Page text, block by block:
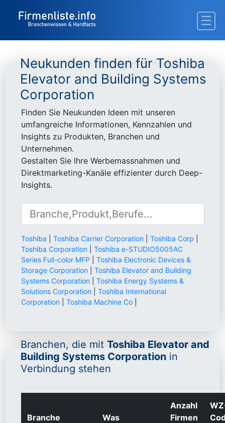
Neukunden finden für Toshiba
Elevator and Building Systems
Corporation
Finden Sie Neukunden Ideen mit unseren
umfangreiche Informationen, Kennzahlen und
Insights zu Produkten, Branchen und
Unternehmen.
Gestalten Sie Ihre Werbemassnahmen und
Direktmarketing-Kanäle effizienter durch Deep-
Insights.
Toshiba Toshiba Carrier Corporation Toshiba Corp
Toshiba Corporation
Toshiba e-STUDIO5005AC
Series Full-color MFP
Toshiba Electronic Devices &
Storage Corporation
Toshiba Elevator and Building
Systems Corporation
Toshiba Energy Systems &
Solutions Corporation
Toshiba International
Corporation
Toshiba Machine Co
Branchen, die mit Toshiba Elevator and
Building Systems Corporation in
Verbindung stehen
Branche Was
Anzahl
Firmen